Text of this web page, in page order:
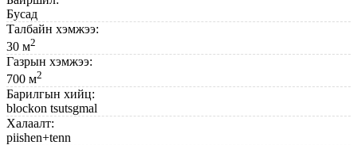
Бусад
Талбайн хэмжээ:
30 м2
Газрын хэмжээ:
700 м2
Барилгын хийц:
blockon tsutsgmal
Халаалт:
piishen+tenn